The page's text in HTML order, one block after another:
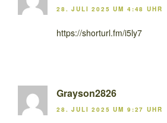
28. JULI 2025 UM 4:48 UHR
https://shorturl.fm/i5ly7
Grayson2826
28. JULI 2025 UM 9:27 UHR